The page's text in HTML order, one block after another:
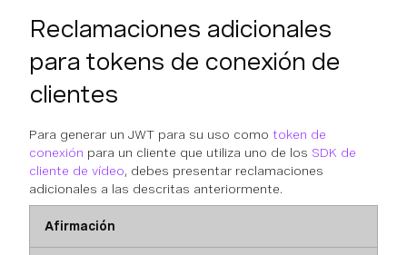
Reclamaciones adicionales
para tokens de conexión de
clientes
Para generar un JWT para su uso como token de
conexión para un cliente que utiliza uno de los SDK de
cliente de vídeo, debes presentar reclamaciones
adicionales a las descritas anteriormente.
Afirmación